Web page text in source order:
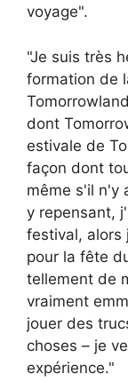
voyage".
"Je suis très
formation de
dont
estivale de
façon dont
même s'il n'y
y repensant,
festival, alors
pour la fête
tellement de
vraiment
jouer des
choses – je
expérience."